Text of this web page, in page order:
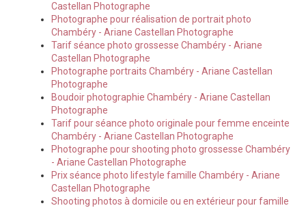
Castellan Photographe
Photographe pour réalisation de portrait photo
Chambéry - Ariane Castellan Photographe
Tarif séance photo grossesse Chambéry - Ariane
Castellan Photographe
Photographe portraits Chambéry - Ariane Castellan
Photographe
Boudoir photographie Chambéry - Ariane Castellan
Photographe
Tarif pour séance photo originale pour femme enceinte
Chambéry - Ariane Castellan Photographe
Photographe pour shooting photo grossesse Chambéry
- Ariane Castellan Photographe
Prix séance photo lifestyle famille Chambéry - Ariane
Castellan Photographe
Shooting photos à domicile ou en extérieur pour famille